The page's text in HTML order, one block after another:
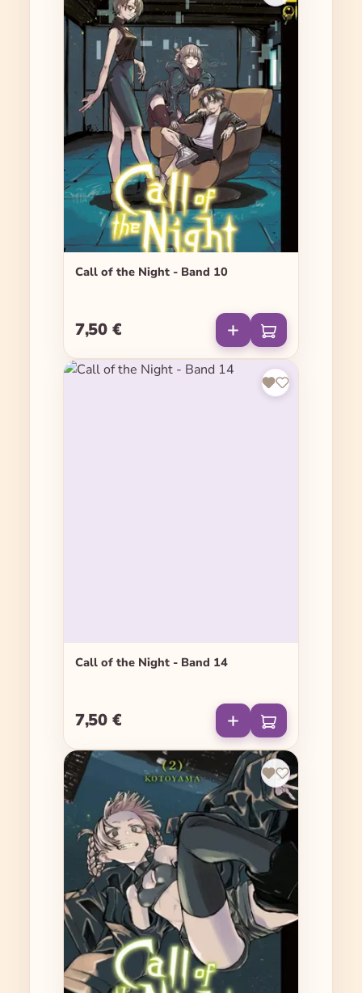
Call of the Night - Band 10
Regulärer Preis:
7,50 €
Call of the Night - Band 14
Regulärer Preis:
7,50 €